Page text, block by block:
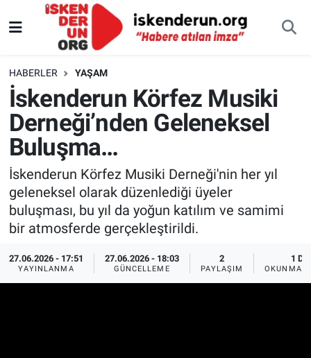
HABERLER YAŞAM
İskenderun Körfez Musiki
Derneği’nden Geleneksel
Buluşma…
İskenderun Körfez Musiki Derneği'nin her yıl
geleneksel olarak düzenlediği üyeler
buluşması, bu yıl da yoğun katılım ve samimi
bir atmosferde gerçekleştirildi.
27.06.2026 - 17:51
YAYINLANMA
27.06.2026 - 18:03
GÜNCELLEME
2
PAYLAŞIM
1 DK
OKUNMA